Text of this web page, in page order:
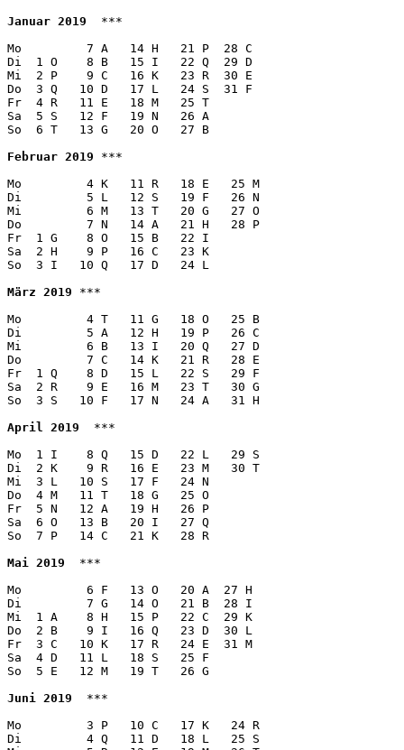
Januar 2019
  ***
Mo         7 A   14 H   21 P  28 C
Di  1 O    8 B   15 I   22 Q  29 D
Mi  2 P    9 C   16 K   23 R  30 E
Do  3 Q   10 D   17 L   24 S  31 F
Fr  4 R   11 E   18 M   25 T
Sa  5 S   12 F   19 N   26 A
So  6 T   13 G   20 O   27 B
Februar 2019 ***
Mo         4 K   11 R   18 E   25 M
Di         5 L   12 S   19 F   26 N
Mi         6 M   13 T   20 G   27 O
Do         7 N   14 A   21 H   28 P
Fr  1 G    8 O   15 B   22 I
Sa  2 H    9 P   16 C   23 K
So  3 I   10 Q   17 D   24 L
März 2019 ***
Mo         4 T   11 G   18 O   25 B
Di         5 A   12 H   19 P   26 C
Mi         6 B   13 I   20 Q   27 D
Do         7 C   14 K   21 R   28 E
Fr  1 Q    8 D   15 L   22 S   29 F
Sa  2 R    9 E   16 M   23 T   30 G
So  3 S   10 F   17 N   24 A   31 H
April 2019
  ***
Mo  1 I    8 Q   15 D   22 L   29 S
Di  2 K    9 R   16 E   23 M   30 T
Mi  3 L   10 S   17 F   24 N
Do  4 M   11 T   18 G   25 O
Fr  5 N   12 A   19 H   26 P
Sa  6 O   13 B   20 I   27 Q
So  7 P   14 C   21 K   28 R
Mai 2019
  ***
Mo         6 F   13 O   20 A  27 H
Di         7 G   14 O   21 B  28 I
Mi  1 A    8 H   15 P   22 C  29 K
Do  2 B    9 I   16 Q   23 D  30 L
Fr  3 C   10 K   17 R   24 E  31 M
Sa  4 D   11 L   18 S   25 F
So  5 E   12 M   19 T   26 G
Juni 2019
  ***
Mo         3 P   10 C   17 K   24 R
Di         4 Q   11 D   18 L   25 S